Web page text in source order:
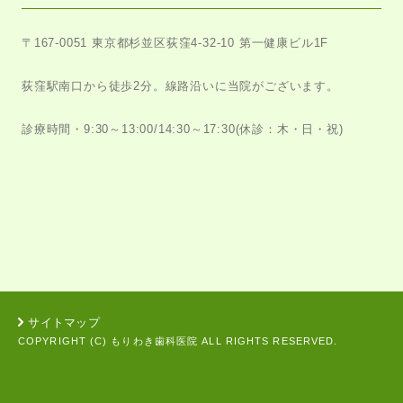
〒167-0051 東京都杉並区荻窪4-32-10 第一健康ビル1F
荻窪駅南口から徒歩2分。 線路沿いに当院がございます。
診療時間・9:30～13:00/14:30～17:30(休診：木・日・祝)
サイトマップ
COPYRIGHT (C) もりわき歯科医院 ALL RIGHTS RESERVED.